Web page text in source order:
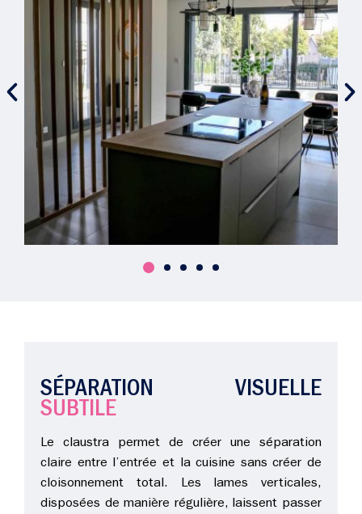
SÉPARATION VISUELLE
SUBTILE
Le claustra permet de créer une séparation
claire entre l’entrée et la cuisine sans créer de
cloisonnement total. Les lames verticales,
disposées de manière régulière, laissent passer